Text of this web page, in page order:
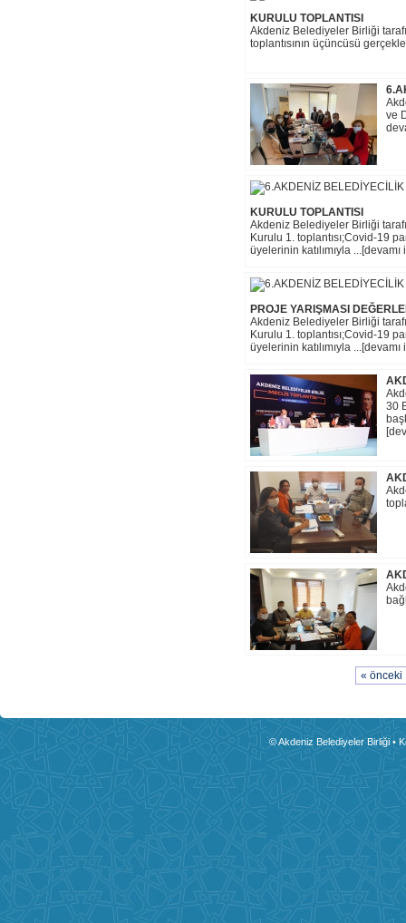
KURULU TOPLANTISI
Akdeniz Belediyeler Birliği
toplantısının üçüncüsü
ve
KURULU TOPLANTISI
Akdeniz Belediyeler Birliği
Kurulu 1. toplantısı;Covid-19
üyelerinin katılımıyla ...[devamı
PROJE YARIŞMASI
Akdeniz Belediyeler Birliği
Kurulu 1. toplantısı;Covid-19
üyelerinin katılımıyla ...[devamı
30
« önceki
© Akdeniz Belediyeler Birliği •